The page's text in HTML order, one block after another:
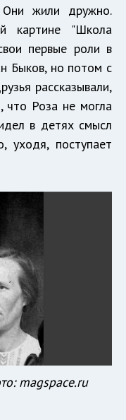
жили дружно.
картине "Школа
первые роли в
Быков, но потом с
рассказывали,
что Роза не могла
в детях смысл
уходя, поступает
magspace.ru